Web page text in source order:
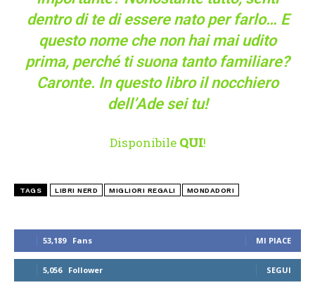
53,189 Fans MI PIACE
5,056 Follower SEGUI
dentro di te di essere nato per farlo… E
questo nome che non hai mai udito
prima, perché ti suona tanto familiare?
Caronte. In questo libro il nocchiero
dell’Ade sei tu!
Disponibile QUI!
TAGS LIBRI NERD MIGLIORI REGALI MONDADORI